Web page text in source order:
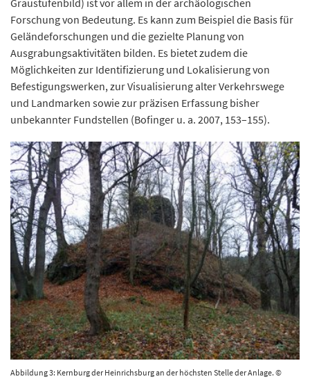
Forschung von Bedeutung. Es kann zum Beispiel die Basis für
Geländeforschungen und die gezielte Planung von
Ausgrabungsaktivitäten bilden. Es bietet zudem die
Möglichkeiten zur Identifizierung und Lokalisierung von
Befestigungswerken, zur Visualisierung alter Verkehrswege
und Landmarken sowie zur präzisen Erfassung bisher
unbekannter Fundstellen (Bofinger u. a. 2007, 153–155).
Abbildung 3: Kernburg der Heinrichsburg an der höchsten Stelle der Anlage. ©